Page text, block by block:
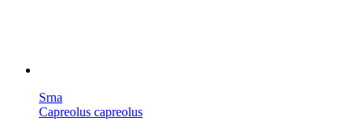
Srna
Capreolus capreolus